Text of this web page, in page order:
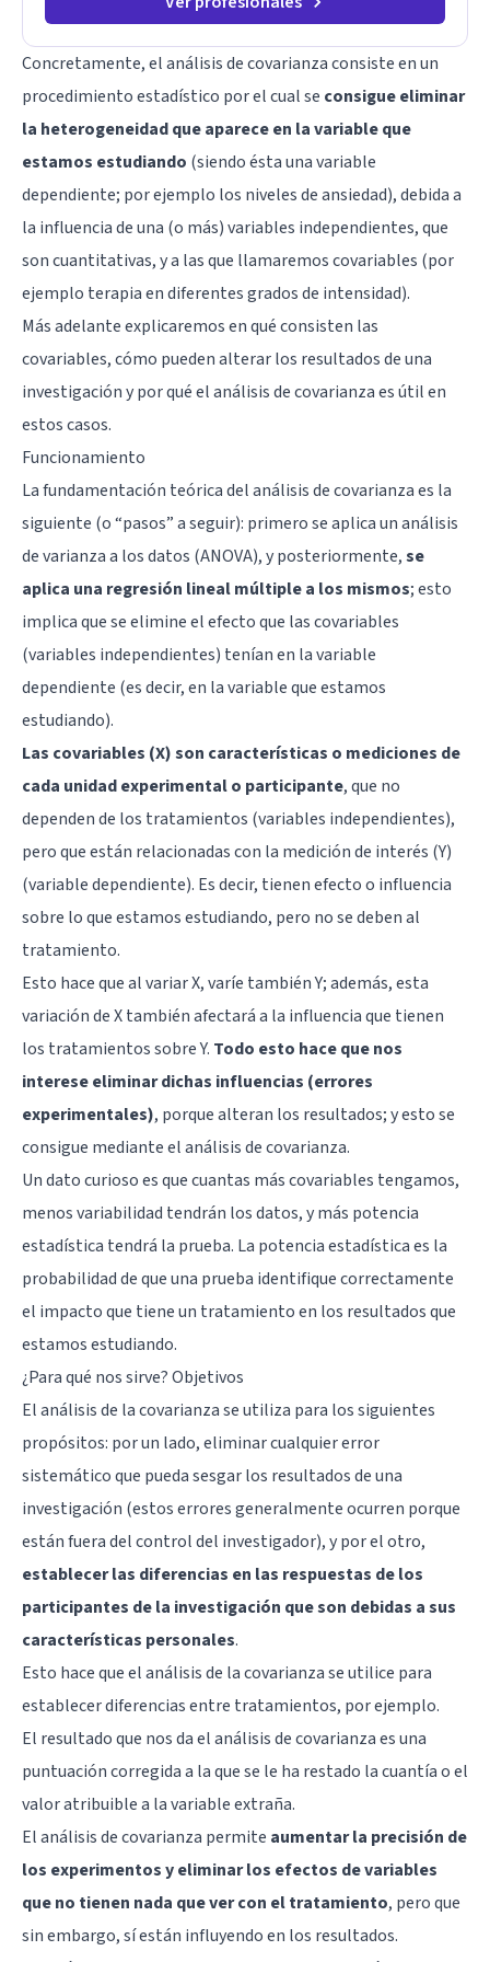
Concretamente, el análisis de covarianza consiste en un
procedimiento estadístico por el cual se consigue eliminar
la heterogeneidad que aparece en la variable que
estamos estudiando (siendo ésta una variable
dependiente; por ejemplo los niveles de ansiedad), debida a
la influencia de una (o más) variables independientes, que
son cuantitativas, y a las que llamaremos covariables (por
ejemplo terapia en diferentes grados de intensidad).
Más adelante explicaremos en qué consisten las
covariables, cómo pueden alterar los resultados de una
investigación y por qué el análisis de covarianza es útil en
estos casos.
Funcionamiento
La fundamentación teórica del análisis de covarianza es la
siguiente (o “pasos” a seguir): primero se aplica un análisis
de varianza a los datos (ANOVA), y posteriormente,se
aplica una regresión lineal múltiple a los mismos; esto
implica que se elimine el efecto que las covariables
(variables independientes) tenían en la variable
dependiente (es decir, en la variable que estamos
estudiando).
Las covariables (X) son características o mediciones de
cada unidad experimental o participante, que no
dependen de los tratamientos (variables independientes),
pero que están relacionadas con la medición de interés (Y)
(variable dependiente). Es decir, tienen efecto o influencia
sobre lo que estamos estudiando, pero no se deben al
tratamiento.
Esto hace que al variar X, varíe también Y; además, esta
variación de X también afectará a la influencia que tienen
los tratamientos sobre Y. Todo esto hace que nos
interese eliminar dichas influencias (errores
experimentales), porque alteran los resultados; y esto se
consigue mediante el análisis de covarianza.
Un dato curioso es que cuantas más covariables tengamos,
menos variabilidad tendrán los datos, y más potencia
estadística tendrá la prueba. La potencia estadística es la
probabilidad de que una prueba identifique correctamente
el impacto que tiene un tratamiento en los resultados que
estamos estudiando.
¿Para qué nos sirve? Objetivos
El análisis de la covarianza se utiliza para los siguientes
propósitos: por un lado, eliminar cualquier error
sistemático que pueda sesgar los resultados de una
investigación (estos errores generalmente ocurren porque
están fuera del control del investigador), y por el otro,
establecer las diferencias en las respuestas de los
participantes de la investigación que son debidas a sus
características personales.
Esto hace que el análisis de la covarianza se utilice para
establecer diferencias entre tratamientos, por ejemplo.
El resultado que nos da el análisis de covarianza es una
puntuación corregida a la que se le ha restado la cuantía o el
valor atribuible a la variable extraña.
El análisis de covarianza permite aumentar la precisión de
los experimentos y eliminar los efectos de variables
que no tienen nada que ver con el tratamiento, pero que
sin embargo, sí están influyendo en los resultados.